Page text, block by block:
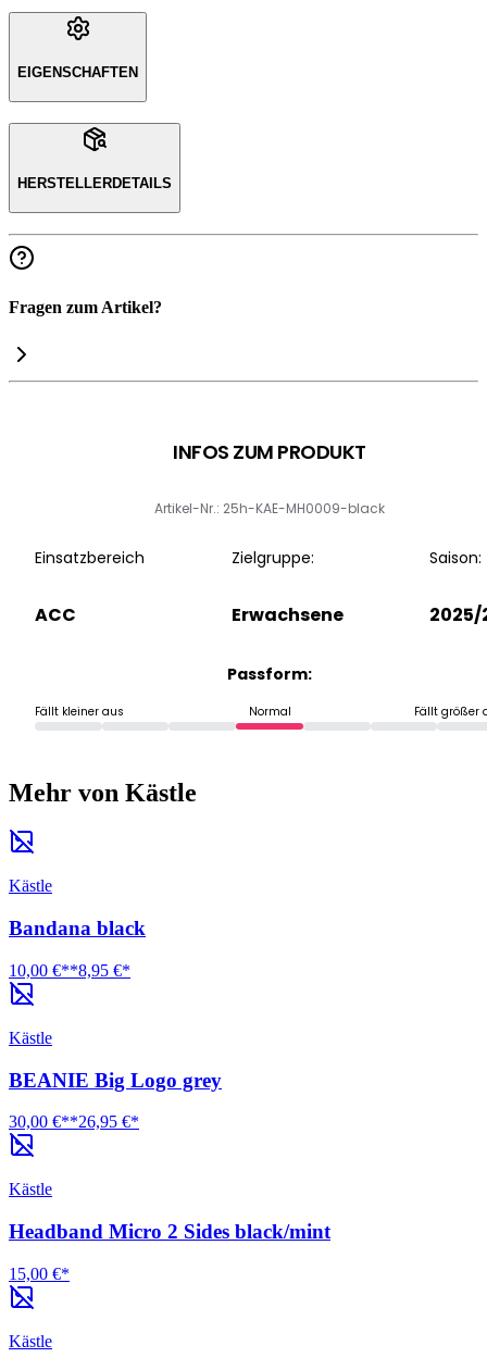
EIGENSCHAFTEN
HERSTELLERDETAILS
Fragen zum Artikel?
INFOS ZUM PRODUKT
Artikel-Nr.: 25h-KAE-MH0009-black
Einsatzbereich
ACC
Zielgruppe:
Erwachsene
Saison:
2025/
Passform:
Fällt kleiner aus Normal Fällt größer
Mehr von Kästle
Kästle
Bandana black
10,00 €**8,95 €*
Kästle
BEANIE Big Logo grey
30,00 €**26,95 €*
Kästle
Headband Micro 2 Sides black/mint
15,00 €*
Kästle